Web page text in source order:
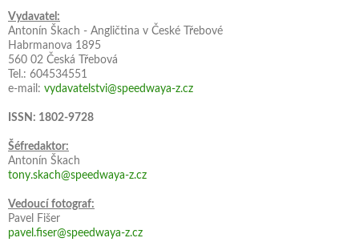
Vydavatel:
Antonín Škach - Angličtina v České Třebové
Habrmanova 1895
560 02 Česká Třebová
Tel.: 604534551
e-mail: vydavatelstvi@speedwaya-z.cz
ISSN: 1802-9728
Šéfredaktor:
Antonín Škach
tony.skach@speedwaya-z.cz
Vedoucí fotograf:
Pavel Fišer
pavel.fiser@speedwaya-z.cz